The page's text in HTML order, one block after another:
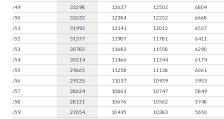
/49
33298 12637 12502
6804
/50
32632 12384 12252
6668
/51
31992 12141 12012
6537
/52
31377 11907 11781
6411
/53
30785 11683 11558
6290
/54
30214 11466 11344
6174
/55
29665 11258 11138
6061
/56
29135 11057 10939
5953
/57
28624 10863 10747
5849
/58
28131 10676 10562
5748
/59
27654 10495 10383
5650